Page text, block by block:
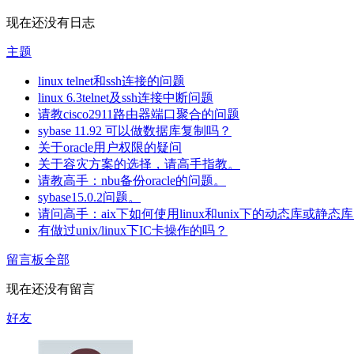
现在还没有日志
主题
linux telnet和ssh连接的问题
linux 6.3telnet及ssh连接中断问题
请教cisco2911路由器端口聚合的问题
sybase 11.92 可以做数据库复制吗？
关于oracle用户权限的疑问
关于容灾方案的选择，请高手指教。
请教高手：nbu备份oracle的问题。
sybase15.0.2问题。
请问高手：aix下如何使用linux和unix下的动态库或静态
有做过unix/linux下IC卡操作的吗？
留言板全部
现在还没有留言
好友